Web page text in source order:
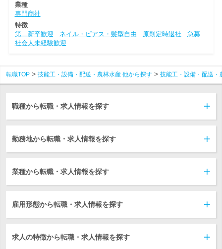
業種
専門商社
特徴
第二新卒歓迎
ネイル・ピアス・髪型自由 原則定時退社
急募
社会人未経験歓迎
転職TOP 技能工・設備・配送・農林水産 他から探す 技能工・設備・配送・
職種から転職・求人情報を探す
勤務地から転職・求人情報を探す
業種から転職・求人情報を探す
雇用形態から転職・求人情報を探す
求人の特徴から転職・求人情報を探す